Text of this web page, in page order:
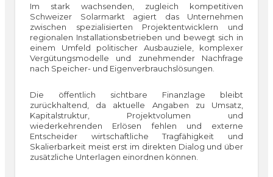
Im stark wachsenden, zugleich kompetitiven
Schweizer Solarmarkt agiert das Unternehmen
zwischen spezialisierten Projektentwicklern und
regionalen Installationsbetrieben und bewegt sich in
einem Umfeld politischer Ausbauziele, komplexer
Vergütungsmodelle und zunehmender Nachfrage
nach Speicher- und Eigenverbrauchslösungen.
Die öffentlich sichtbare Finanzlage bleibt
zurückhaltend, da aktuelle Angaben zu Umsatz,
Kapitalstruktur, Projektvolumen und
wiederkehrenden Erlösen fehlen und externe
Entscheider wirtschaftliche Tragfähigkeit und
Skalierbarkeit meist erst im direkten Dialog und über
zusätzliche Unterlagen einordnen können.